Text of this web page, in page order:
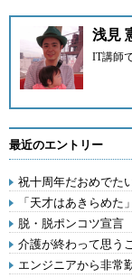
浅見
IT講師
最近のエントリー
祝十周年だおめでた
「天才はあきらめた
脱・脱ポンコツ宣言
介護が終わって思う
エンジニアから非常